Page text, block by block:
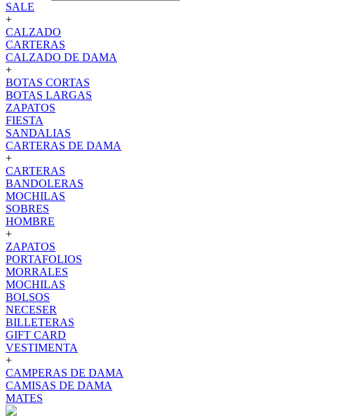
SALE
+
CALZADO
CARTERAS
CALZADO DE DAMA
+
BOTAS CORTAS
BOTAS LARGAS
ZAPATOS
FIESTA
SANDALIAS
CARTERAS DE DAMA
+
CARTERAS
BANDOLERAS
MOCHILAS
SOBRES
HOMBRE
+
ZAPATOS
PORTAFOLIOS
MORRALES
MOCHILAS
BOLSOS
NECESER
BILLETERAS
GIFT CARD
VESTIMENTA
+
CAMPERAS DE DAMA
CAMISAS DE DAMA
MATES